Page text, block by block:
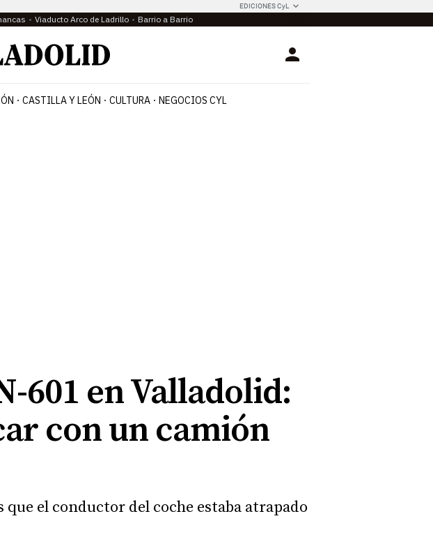
EDICIONES CyL
Viaducto Arco de Ladrillo Barrio a Barrio
Login
CASTILLA Y LEÓN CULTURA NEGOCIOS CYL
601 en Valladolid:
con un camión
el conductor del coche estaba atrapado